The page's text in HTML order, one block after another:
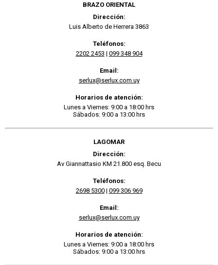
BRAZO ORIENTAL
Dirección:
Luis Alberto de Herrera 3863
Teléfonos:
2202 2453 | 099 348 904
Email:
serlux@serlux.com.uy
Horarios de atención:
Lunes a Viernes: 9:00 a 18:00 hrs
Sábados: 9:00 a 13:00 hrs
LAGOMAR
Dirección:
Av Giannattasio KM 21.800 esq. Becu
Teléfonos:
2698 5300| 099 306 969
Email:
serlux@serlux.com.uy
Horarios de atención:
Lunes a Viernes: 9:00 a 18:00 hrs
Sábados: 9:00 a 13:00 hrs